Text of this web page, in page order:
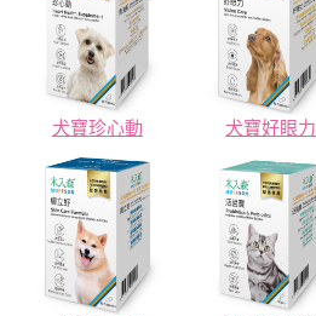
犬寶珍心動 犬寶好眼力